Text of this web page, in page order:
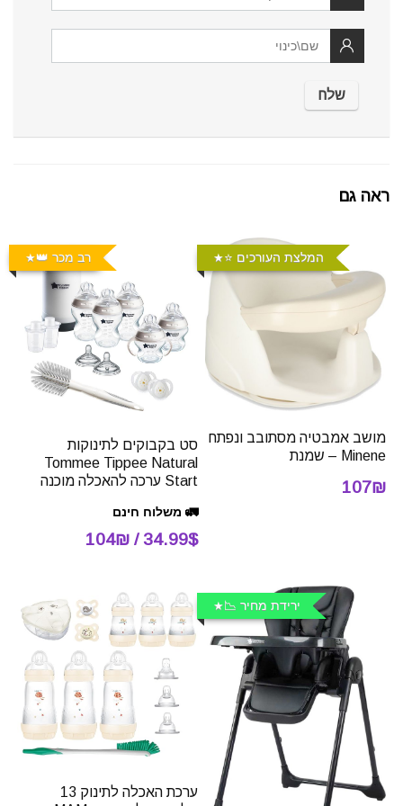
ראה גם
המלצת העורכים ⭐️
מושב אמבטיה מסתובב ונפתח
Minene – שמנת
107₪
רב מכר 👑
סט בקבוקים לתינוקות
Tommee Tippee Natural
Start ערכה להאכלה מוכנה
🚛 משלוח חינם
34.99$ / 104₪
ירידת מחיר 📉
ערכת האכלה לתינוק 13